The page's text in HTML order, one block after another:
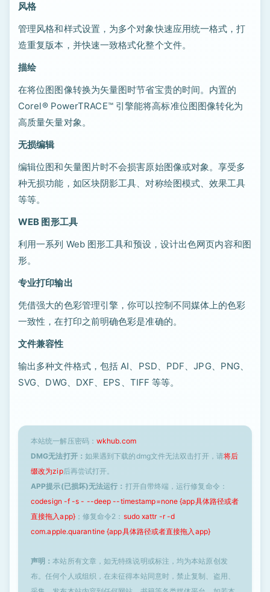
风格
管理风格和样式设置，为多个对象快速应用统一格式，打
造重复版本，并快速一致格式化整个文件。
描绘
在将位图图像转换为矢量图时节省宝贵的时间。内置的
Corel® PowerTRACE™ 引擎能将高标准位图图像转化为
高质量矢量对象。
无损编辑
编辑位图和矢量图片时不会损害原始图像或对象。享受多
种无损功能，如区块阴影工具、对称绘图模式、效果工具
等等。
WEB 图形工具
利用一系列 Web 图形工具和预设，设计出色网页内容和图
形。
专业打印输出
凭借强大的色彩管理引擎，你可以控制不同媒体上的色彩
一致性，在打印之前明确色彩是准确的。
文件兼容性
输出多种文件格式，包括 AI、PSD、PDF、JPG、PNG、
SVG、DWG、DXF、EPS、TIFF 等等。
本站统一解压密码： wkhub.com
DMG无法打开： 如果遇到下载的dmg文件无法双击打开，请将后
缀改为zip后再尝试打开。
APP提示(已损坏)无法运行： 打开自带终端，运行修复命令：
codesign -f -s - --deep --timestamp=none {app具体路径或者
直接拖入app}；修复命令2： sudo xattr -r -d
com.apple.quarantine {app具体路径或者直接拖入app}
声明：本站所有文章，如无特殊说明或标注，均为本站原创发
布。任何个人或组织，在未征得本站同意时，禁止复制、盗用、